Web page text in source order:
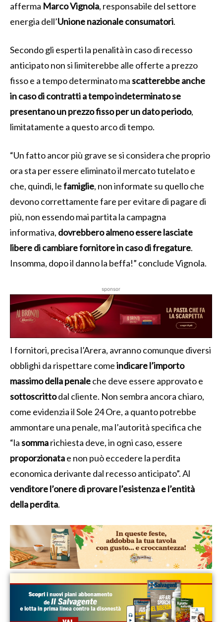
afferma Marco Vignola, responsabile del settore
energia dell’Unione nazionale consumatori.
Secondo gli esperti la penalità in caso di recesso
anticipato non si limiterebbe alle offerte a prezzo
fisso e a tempo determinato mascatterebbe anche
in caso di contratti a tempo indeterminato se
presentano un prezzo fisso per un dato periodo,
limitatamente a questo arco di tempo.
“Un fatto ancor più grave se si considera che proprio
ora sta per essere eliminato il mercato tutelato e
che, quindi, lefamiglie, non informate su quello che
devono correttamente fare per evitare di pagare di
più, non essendo mai partita la campagna
informativa, dovrebbero almeno essere lasciate
libere di cambiare fornitore in caso di fregature.
Insomma, dopo il danno la beffa!” conclude Vignola.
sponsor
I fornitori, precisa l’Arera, avranno comunque diversi
obblighi da rispettare comeindicare l’importo
massimo della penaleche deve essere approvato e
sottoscrittodal cliente. Non sembra ancora chiaro,
come evidenzia il Sole 24 Ore, a quanto potrebbe
ammontare una penale, ma l’autorità specifica che
“lasommarichiesta deve, in ogni caso, essere
proporzionatae non può eccedere la perdita
economica derivante dal recesso anticipato”. Al
venditore l’onere di provare l’esistenza e l’entità
della perdita.